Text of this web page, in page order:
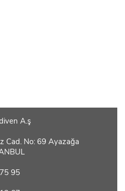
A.ş
Cad. No: 69 Ayazağa
95